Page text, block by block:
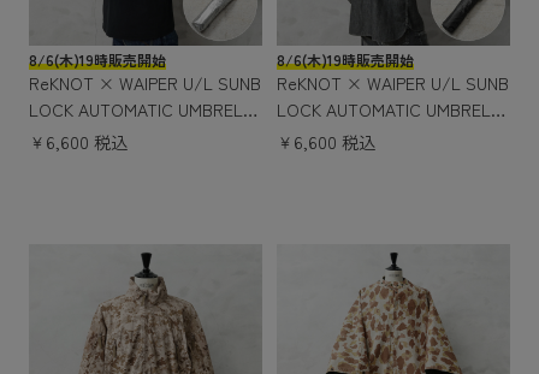
8/6(木)19時販売開始
ReKNOT × WAIPER U/L SUNB
LOCK AUTOMATIC UMBRELL
A フォールディングアンブレ
￥6,600 税込
8/6(木)19時販売開始
ReKNOT × WAIPER U/L SUNB
LOCK AUTOMATIC UMBRELL
A フォールディングアンブレ
￥6,600 税込